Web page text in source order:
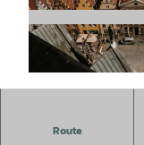
Route
Leben, Werk,